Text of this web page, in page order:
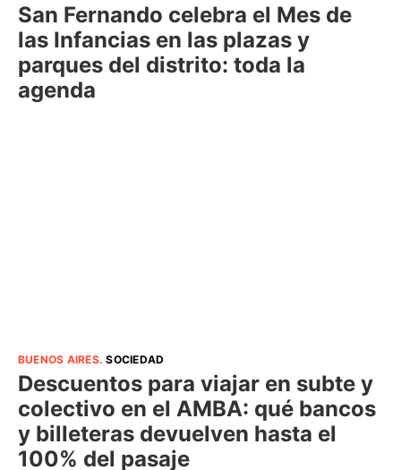
San Fernando celebra el Mes de
las Infancias en las plazas y
parques del distrito: toda la
agenda
BUENOS AIRES.SOCIEDAD
Descuentos para viajar en subte y
colectivo en el AMBA: qué bancos
y billeteras devuelven hasta el
100% del pasaje